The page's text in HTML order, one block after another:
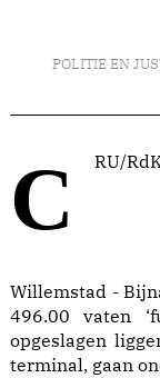
POLITIE EN
CRU/
Willemstad -
496.00 vaten
opgeslagen
terminal, gaan